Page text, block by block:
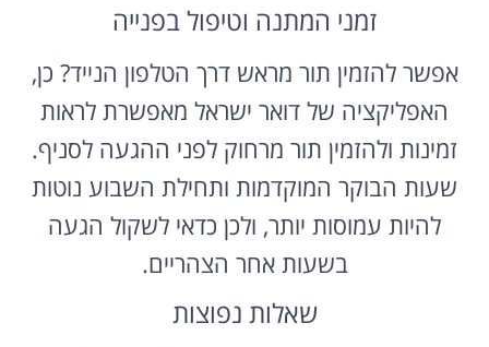
זמני המתנה וטיפול בפנייה
אפשר להזמין תור מראש דרך הטלפון הנייד? כן,
האפליקציה של דואר ישראל מאפשרת לראות
זמינות ולהזמין תור מרחוק לפני ההגעה לסניף.
שעות הבוקר המוקדמות ותחילת השבוע נוטות
להיות עמוסות יותר, ולכן כדאי לשקול הגעה
בשעות אחר הצהריים.
שאלות נפוצות